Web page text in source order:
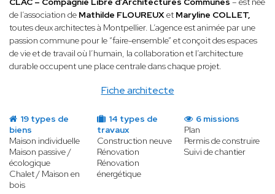
Fiche architecte
de l’association de Mathilde FLOUREUXet Maryline COLLET,
toutes deux architectes à Montpellier. L’agence est animée par une
passion commune pour le “faire-ensemble” et conçoit des espaces
de vie et de travail où l’humain, la collaboration et l’architecture
durable occupent une place centrale dans chaque projet.
19 types de
biens
Maison individuelle
Maison passive /
écologique
Chalet / Maison en
bois
14 types de
travaux
Construction neuve
Rénovation
Rénovation
énergétique
6 missions
Plan
Permis de construire
Suivi de chantier